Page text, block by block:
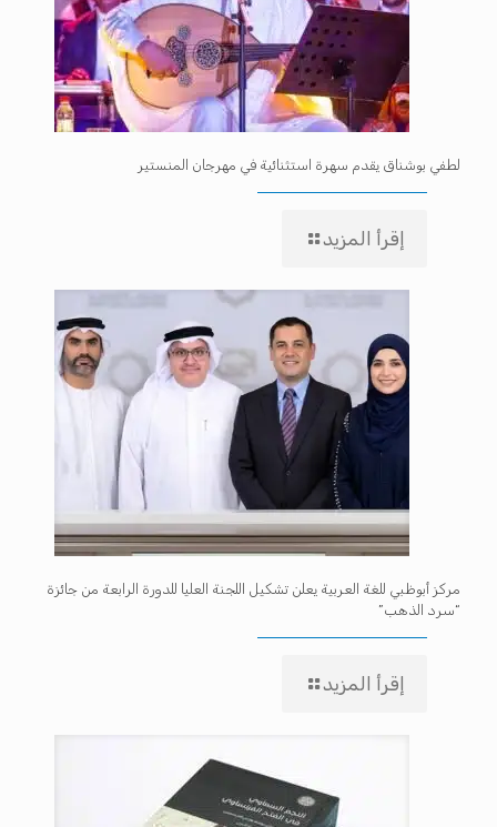
لطفي بوشناق يقدم سهرة استثنائية في مهرجان المنستير
إقرأ المزيد
مركز أبوظبي للغة العربية يعلن تشكيل اللجنة العليا للدورة الرابعة من جائزة
“سرد الذهب”
إقرأ المزيد